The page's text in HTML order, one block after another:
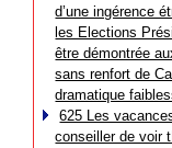
d’une ingérence
les Elections
être démontrée
sans renfort de
dramatique
625 Les
conseiller de voir